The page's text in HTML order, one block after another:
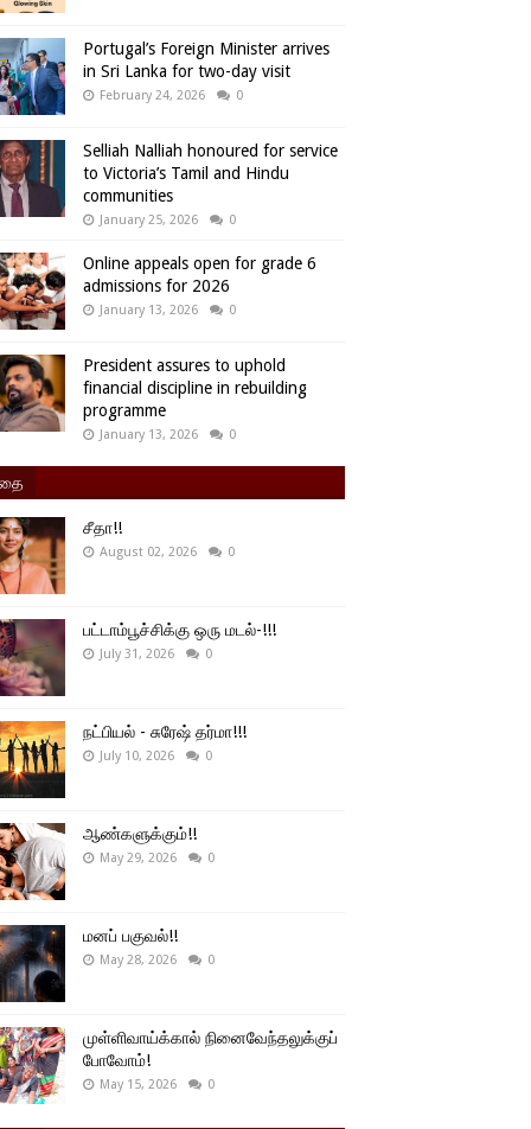
Portugal’s Foreign Minister arrives
in Sri Lanka for two-day visit
February 24, 2026 0
Selliah Nalliah honoured for service
to Victoria’s Tamil and Hindu
communities
January 25, 2026 0
Online appeals open for grade 6
admissions for 2026
January 13, 2026 0
President assures to uphold
financial discipline in rebuilding
programme
January 13, 2026 0
சீதா!!
August 02, 2026 0
பட்டாம்பூச்சிக்கு ஒரு மடல்-!!!
July 31, 2026 0
நட்பியல் - சுரேஷ் தர்மா!!!
July 10, 2026 0
ஆண்களுக்கும்!!
May 29, 2026 0
மனப் பகுவல்!!
May 28, 2026 0
முள்ளிவாய்க்கால் நினைவேந்தலுக்குப்
போவோம்!
May 15, 2026 0